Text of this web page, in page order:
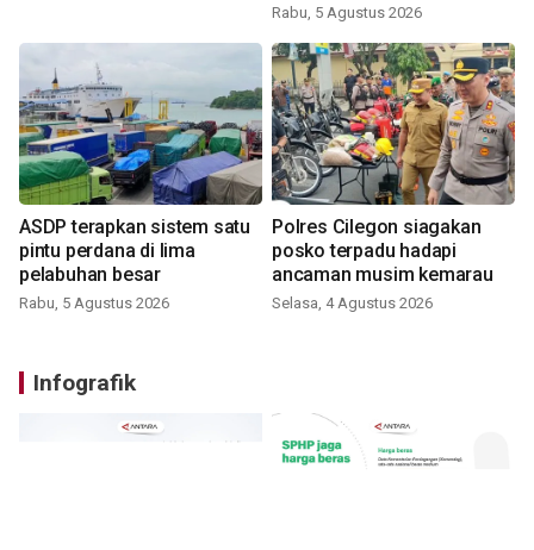
Rabu, 5 Agustus 2026
ASDP terapkan sistem satu
pintu perdana di lima
pelabuhan besar
Rabu, 5 Agustus 2026
Polres Cilegon siagakan
posko terpadu hadapi
ancaman musim kemarau
Selasa, 4 Agustus 2026
Infografik